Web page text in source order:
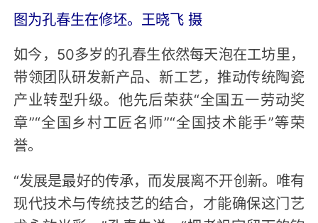
图为孔春生在修坯。王晓飞 摄
如今，50多岁的孔春生依然每天泡在工坊里，
带领团队研发新产品、新工艺，推动传统陶瓷
产业转型升级。他先后荣获“全国五一劳动奖
章”“全国乡村工匠名师”“全国技术能手”等荣
誉。
“发展是最好的传承，而发展离不开创新。唯有
现代技术与传统技艺的结合，才能确保这门艺